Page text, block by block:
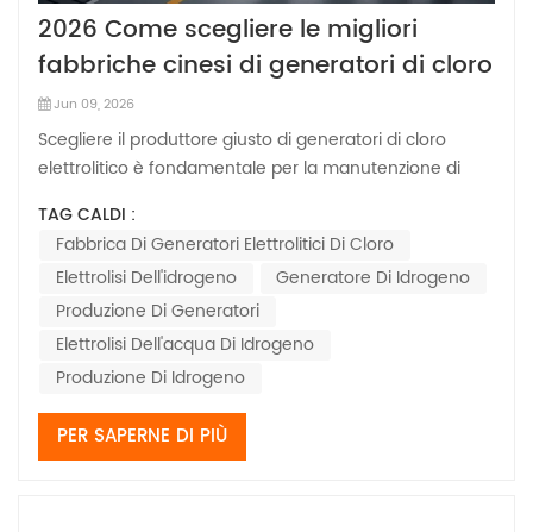
2026 Come scegliere le migliori
fabbriche cinesi di generatori di cloro
elettrolitico?
Jun 09, 2026
Scegliere il produttore giusto di generatori di cloro
elettrolitico è fondamentale per la manutenzione di
dottoressa Jane Smith, una figura di spicco nel settore
del trattamento delle acque, sottolinea come la qualità
di questi generatori influisca note...
TAG CALDI :
Fabbrica Di Generatori Elettrolitici Di Cloro
Elettrolisi Dell'idrogeno
Generatore Di Idrogeno
Produzione Di Generatori
Elettrolisi Dell'acqua Di Idrogeno
Produzione Di Idrogeno
PER SAPERNE DI PIÙ